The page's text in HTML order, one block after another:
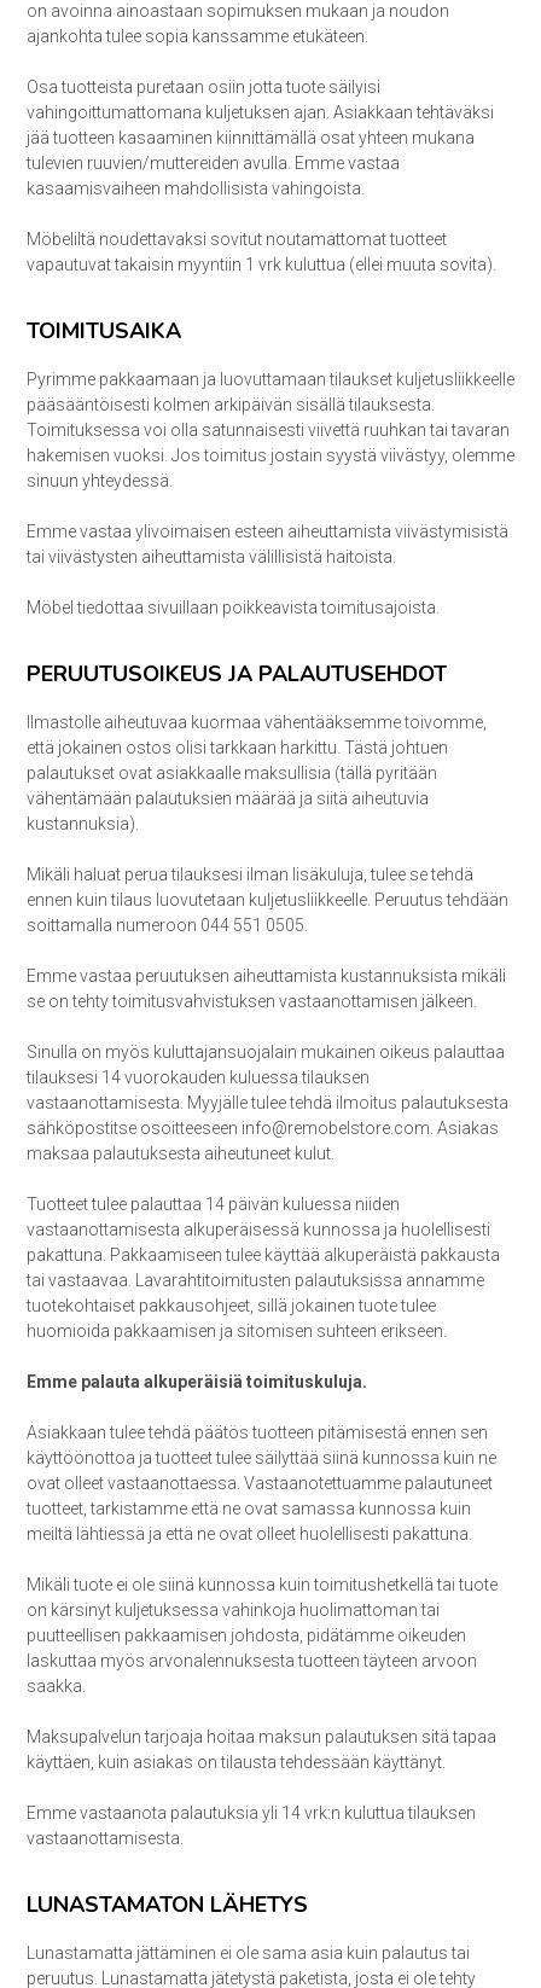
on avoinna ainoastaan sopimuksen mukaan ja noudon
ajankohta tulee sopia kanssamme etukäteen.
Osa tuotteista puretaan osiin jotta tuote säilyisi
vahingoittumattomana kuljetuksen ajan. Asiakkaan tehtäväksi
jää tuotteen kasaaminen kiinnittämällä osat yhteen mukana
tulevien ruuvien/muttereiden avulla. Emme vastaa
kasaamisvaiheen mahdollisista vahingoista.
Möbeliltä noudettavaksi sovitut noutamattomat tuotteet
vapautuvat takaisin myyntiin 1 vrk kuluttua (ellei muuta sovita).
TOIMITUSAIKA
Pyrimme pakkaamaan ja luovuttamaan tilaukset kuljetusliikkeelle
pääsääntöisesti kolmen arkipäivän sisällä tilauksesta.
Toimituksessa voi olla satunnaisesti viivettä ruuhkan tai tavaran
hakemisen vuoksi. Jos toimitus jostain syystä viivästyy, olemme
sinuun yhteydessä.
Emme vastaa ylivoimaisen esteen aiheuttamista viivästymisistä
tai viivästysten aiheuttamista välillisistä haitoista.
Möbel tiedottaa sivuillaan poikkeavista toimitusajoista.
PERUUTUSOIKEUS JA PALAUTUSEHDOT
Ilmastolle aiheutuvaa kuormaa vähentääksemme toivomme,
että jokainen ostos olisi tarkkaan harkittu. Tästä johtuen
palautukset ovat asiakkaalle maksullisia (tällä pyritään
vähentämään palautuksien määrää ja siitä aiheutuvia
kustannuksia).
Mikäli haluat perua tilauksesi ilman lisäkuluja, tulee se tehdä
ennen kuin tilaus luovutetaan kuljetusliikkeelle. Peruutus tehdään
soittamalla numeroon 044 551 0505.
Emme vastaa peruutuksen aiheuttamista kustannuksista mikäli
se on tehty toimitusvahvistuksen vastaanottamisen jälkeen.
Sinulla on myös kuluttajansuojalain mukainen oikeus palauttaa
tilauksesi 14 vuorokauden kuluessa tilauksen
vastaanottamisesta. Myyjälle tulee tehdä ilmoitus palautuksesta
sähköpostitse osoitteeseen info@remobelstore.com. Asiakas
maksaa palautuksesta aiheutuneet kulut.
Tuotteet tulee palauttaa 14 päivän kuluessa niiden
vastaanottamisesta alkuperäisessä kunnossa ja huolellisesti
pakattuna. Pakkaamiseen tulee käyttää alkuperäistä pakkausta
tai vastaavaa. Lavarahtitoimitusten palautuksissa annamme
tuotekohtaiset pakkausohjeet, sillä jokainen tuote tulee
huomioida pakkaamisen ja sitomisen suhteen erikseen.
Emme palauta alkuperäisiä toimituskuluja.
Asiakkaan tulee tehdä päätös tuotteen pitämisestä ennen sen
käyttöönottoa ja tuotteet tulee säilyttää siinä kunnossa kuin ne
ovat olleet vastaanottaessa. Vastaanotettuamme palautuneet
tuotteet, tarkistamme että ne ovat samassa kunnossa kuin
meiltä lähtiessä ja että ne ovat olleet huolellisesti pakattuna.
Mikäli tuote ei ole siinä kunnossa kuin toimitushetkellä tai tuote
on kärsinyt kuljetuksessa vahinkoja huolimattoman tai
puutteellisen pakkaamisen johdosta, pidätämme oikeuden
laskuttaa myös arvonalennuksesta tuotteen täyteen arvoon
saakka.
Maksupalvelun tarjoaja hoitaa maksun palautuksen sitä tapaa
käyttäen, kuin asiakas on tilausta tehdessään käyttänyt.
Emme vastaanota palautuksia yli 14 vrk:n kuluttua tilauksen
vastaanottamisesta.
LUNASTAMATON LÄHETYS
Lunastamatta jättäminen ei ole sama asia kuin palautus tai
peruutus. Lunastamatta jätetystä paketista, josta ei ole tehty